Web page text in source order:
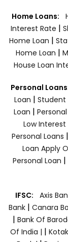
Home Loans:
Interest Rate |
Home Loan |
Home Loan |
House Loan
Personal
Loan | Student
Loan |
Low Interest
Personal Loans |
Loan Apply
Personal Loan |
IFSC: Axis
Bank| Canara
| Bank Of
Of India | |